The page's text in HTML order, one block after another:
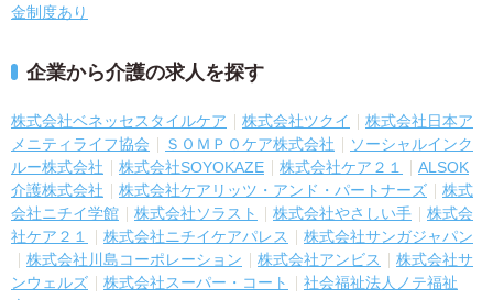
金制度あり
企業から介護の求人を探す
株式会社ベネッセスタイルケア 株式会社ツクイ
株式会社日本ア
メニティライフ協会
ＳＯＭＰＯケア株式会社
ソーシャルインク
ルー株式会社
株式会社SOYOKAZE 株式会社ケア２１
ALSOK
介護株式会社
株式会社ケアリッツ・アンド・パートナーズ
株式
会社ニチイ学館
株式会社ソラスト 株式会社やさしい手
株式会
社ケア２１
株式会社ニチイケアパレス
株式会社サンガジャパン
株式会社川島コーポレーション
株式会社アンビス
株式会社サ
ンウェルズ
株式会社スーパー・コート
社会福祉法人ノテ福祉